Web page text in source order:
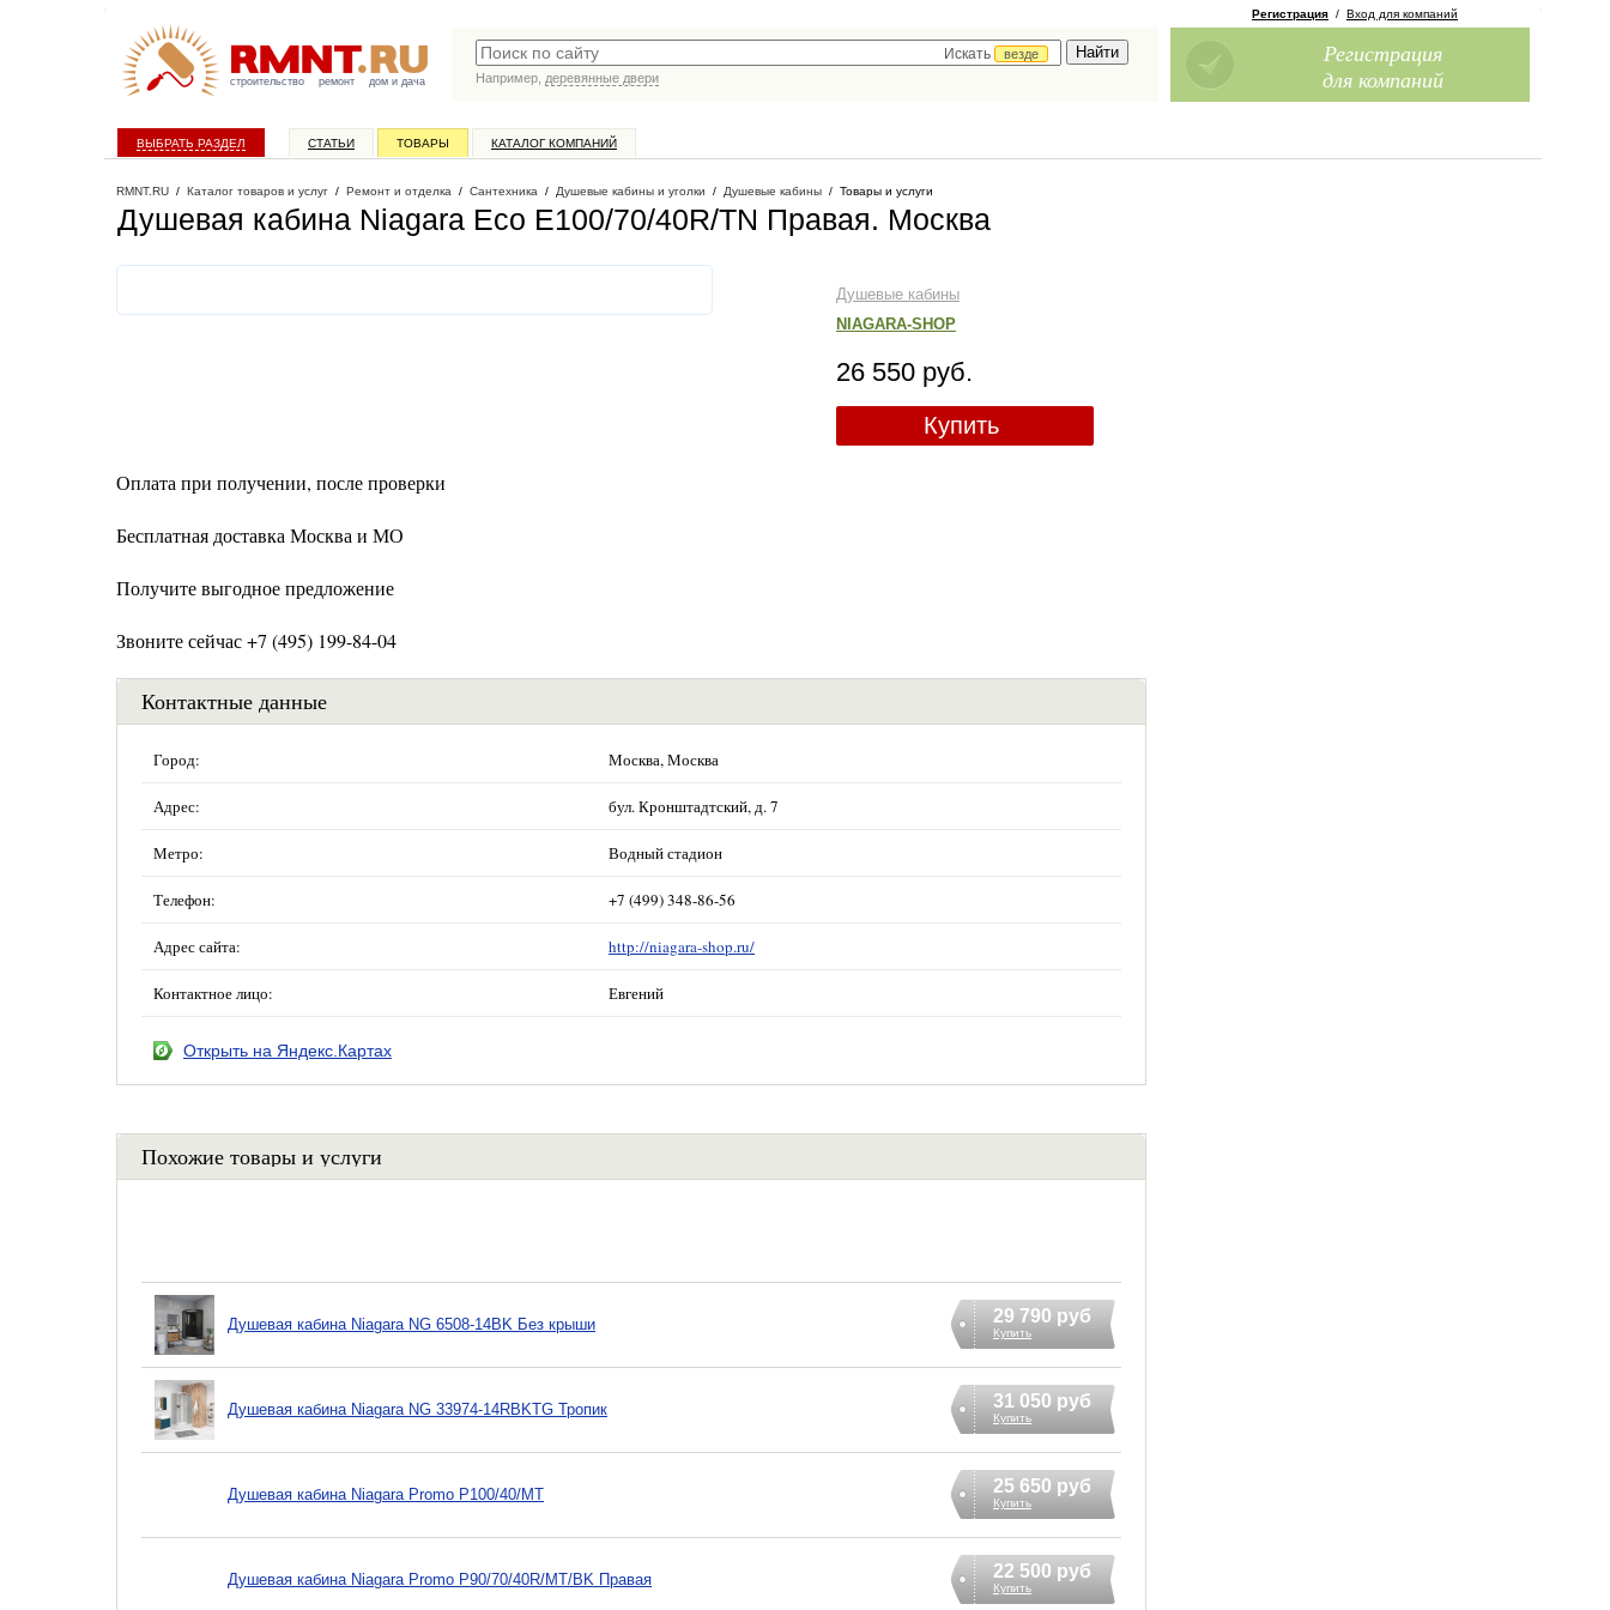
строительство ремонт дом и дача
Искать
везде
Например, деревянные двери
Регистрация / Вход для компаний
Регистрация
для компаний
ВЫБРАТЬ РАЗДЕЛ СТАТЬИ ТОВАРЫ КАТАЛОГ КОМПАНИЙ
RMNT.RU / Каталог товаров и услуг / Ремонт и отделка / Сантехника / Душевые кабины и уголки / Душевые кабины / Товары и услуги
Душевая кабина Niagara Eco E100/70/40R/ТN Правая. Москва
Душевые кабины
NIAGARA-SHOP
26 550 руб.
Купить
Оплата при получении, после проверки
Бесплатная доставка Москва и МО
Получите выгодное предложение
Звоните сейчас +7 (495) 199-84-04
Контактные данные
Город: Москва, Москва
Адрес: бул. Кронштадтский, д. 7
Метро: Водный стадион
Телефон: +7 (499) 348-86-56
Адрес сайта: http://niagara-shop.ru/
Контактное лицо: Евгений
Открыть на Яндекс.Картах
Похожие товары и услуги
Душевая кабина Niagara NG 6508-14BK Без крыши 29 790 руб
Купить
Душевая кабина Niagara NG 33974-14RBKTG Тропик 31 050 руб
Купить
Душевая кабина Niagara Promo P100/40/MT 25 650 руб
Купить
Душевая кабина Niagara Promo P90/70/40R/MT/BK Правая 22 500 руб
Купить